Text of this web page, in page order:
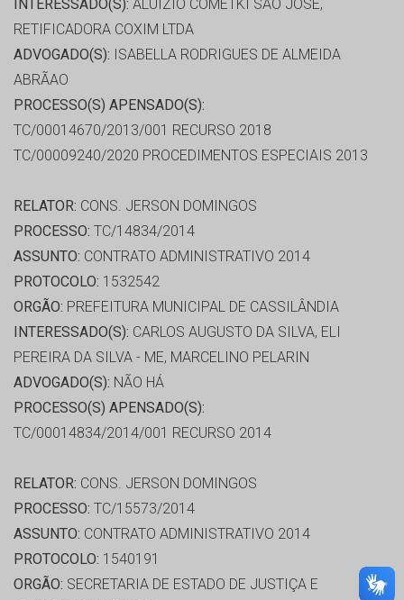
INTERESSADO(S): ALUÍZIO COMETKI SÃO JOSÉ,
RETIFICADORA COXIM LTDA
ADVOGADO(S): ISABELLA RODRIGUES DE ALMEIDA
ABRÃAO
PROCESSO(S) APENSADO(S):
TC/00014670/2013/001 RECURSO 2018
TC/00009240/2020 PROCEDIMENTOS ESPECIAIS 2013
RELATOR: CONS. JERSON DOMINGOS
PROCESSO: TC/14834/2014
ASSUNTO: CONTRATO ADMINISTRATIVO 2014
PROTOCOLO: 1532542
ORGÃO: PREFEITURA MUNICIPAL DE CASSILÂNDIA
INTERESSADO(S): CARLOS AUGUSTO DA SILVA, ELI
PEREIRA DA SILVA - ME, MARCELINO PELARIN
ADVOGADO(S): NÃO HÁ
PROCESSO(S) APENSADO(S):
TC/00014834/2014/001 RECURSO 2014
RELATOR: CONS. JERSON DOMINGOS
PROCESSO: TC/15573/2014
ASSUNTO: CONTRATO ADMINISTRATIVO 2014
PROTOCOLO: 1540191
ORGÃO: SECRETARIA DE ESTADO DE JUSTIÇA E